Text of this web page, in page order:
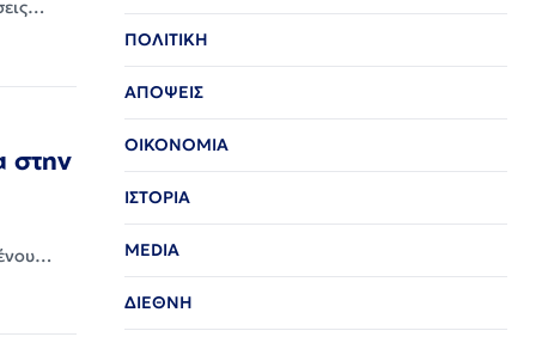
στην
ΠΟΛΙΤΙΚΗ
ΑΠΟΨΕΙΣ
ΟΙΚΟΝΟΜΙΑ
ΙΣΤΟΡΙΑ
MEDIA
ΔΙΕΘΝΗ